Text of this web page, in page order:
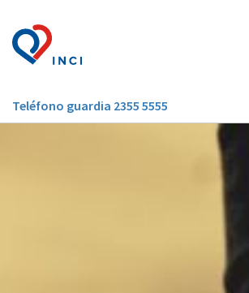
Teléfono guardia 2355 5555